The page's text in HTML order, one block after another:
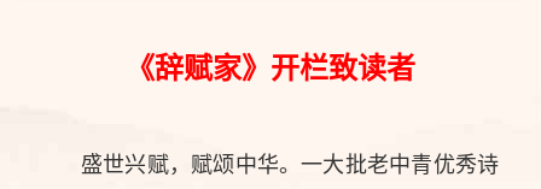
《辞赋家》开栏致读者
盛世兴赋，赋颂中华。一大批老中青优秀诗